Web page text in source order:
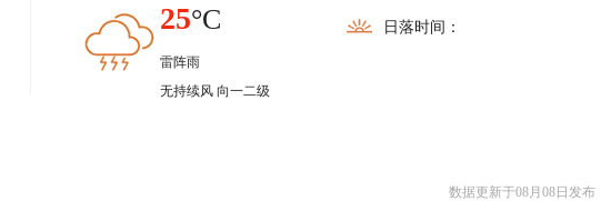
25°C
雷阵雨
无持续风 向一二级
日落时间：
数据更新于08月08日发布